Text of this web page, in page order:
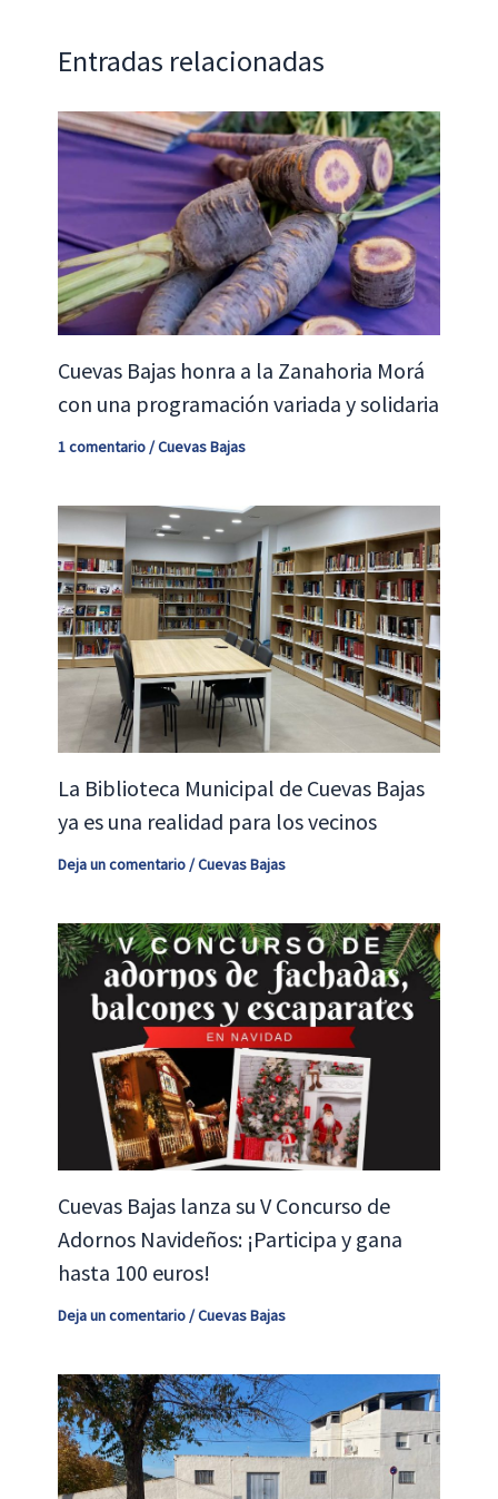
Entradas relacionadas
Cuevas Bajas honra a la Zanahoria Morá
con una programación variada y solidaria
1 comentario /Cuevas Bajas
La Biblioteca Municipal de Cuevas Bajas
ya es una realidad para los vecinos
Deja un comentario/Cuevas Bajas
Cuevas Bajas lanza su V Concurso de
Adornos Navideños: ¡Participa y gana
hasta 100 euros!
Deja un comentario/Cuevas Bajas